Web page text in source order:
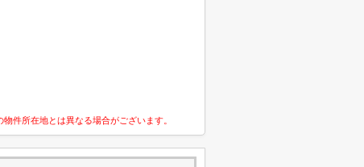
件所在地とは異なる場合がございます。